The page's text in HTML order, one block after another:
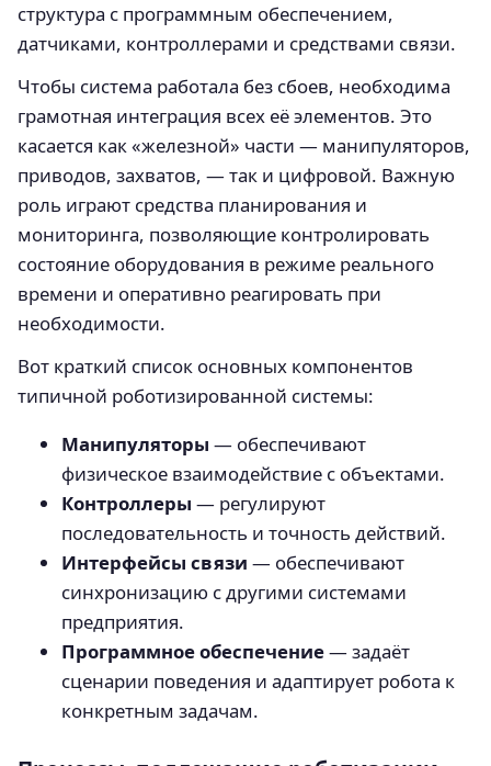
структура с программным обеспечением,
датчиками, контроллерами и средствами связи.
Чтобы система работала без сбоев, необходима
грамотная интеграция всех её элементов. Это
касается как «железной» части — манипуляторов,
приводов, захватов, — так и цифровой. Важную
роль играют средства планирования и
мониторинга, позволяющие контролировать
состояние оборудования в режиме реального
времени и оперативно реагировать при
необходимости.
Вот краткий список основных компонентов
типичной роботизированной системы:
Манипуляторы — обеспечивают
физическое взаимодействие с объектами.
Контроллеры — регулируют
последовательность и точность действий.
Интерфейсы связи — обеспечивают
синхронизацию с другими системами
предприятия.
Программное обеспечение— задаёт
сценарии поведения и адаптирует робота к
конкретным задачам.